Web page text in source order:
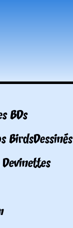
BDs
BirdsDessinés